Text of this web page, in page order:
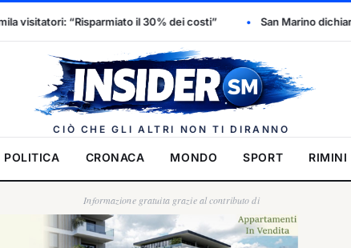
il 30% dei costi” San Marino dichiara l’emergenza idrica:
CIÒ CHE GLI ALTRI NON TI DIRANNO
POLITICA CRONACA MONDO SPORT RIMINI
Informazione gratuita grazie al contributo di